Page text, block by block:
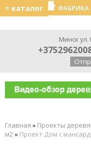
≡ каталог ФАБРИКА
Минск
Главная » Проекты
м2 » Проект Дом с